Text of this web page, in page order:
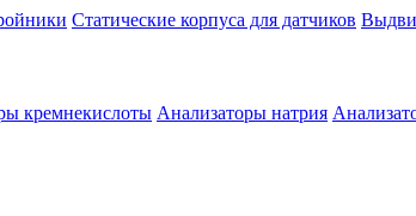
Статические корпуса для датчиков
кремнекислоты Анализаторы натрия